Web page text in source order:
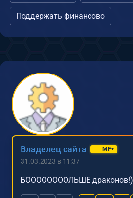
Поддержать финансово
Владелец сайта MF+
31.03.2023 в 11:37
БООООООООЛЬШЕ драконов!)